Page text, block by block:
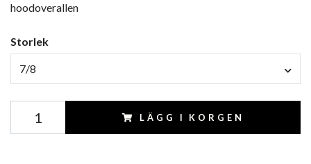
hoodoverallen
Storlek
7/8
LÄGG I KORGEN